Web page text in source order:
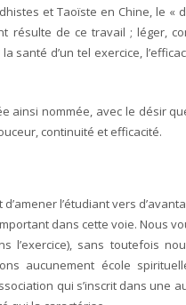
et Taoïste en Chine, le «
résulte de ce travail ; léger,
d’un tel exercice,
ainsi nommée, avec le désir
continuité et efficacité.
l’étudiant vers
dans cette voie. Nous
l’exercice), sans toutefois
aucunement école
qui s’inscrit dans une